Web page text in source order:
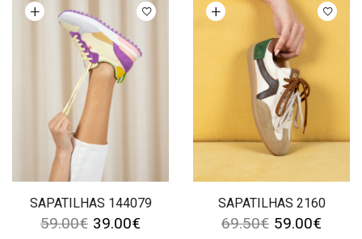
SAPATILHAS 144079
opções
59.00€ 39.00€
SAPATILHAS 2160
Ver opções
69.50€ 59.00€